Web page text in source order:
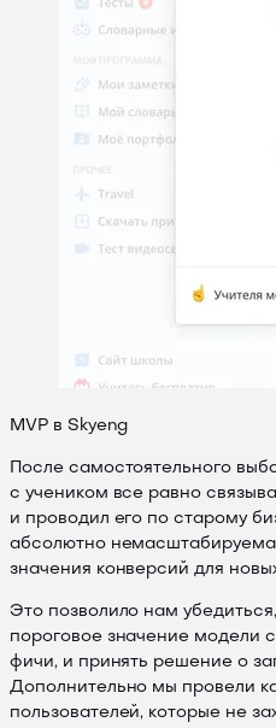
MVP в Skyeng
После самостоятельного
с учеником все равно
и проводил его по старому
абсолютно
значения конверсий для
Это позволило нам
пороговое значение модели
фичи, и принять решение о
Дополнительно мы провели
пользователей, которые не